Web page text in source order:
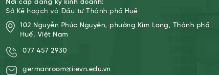
Nơi cấp đăng ký kinh doanh:
Sở Kế hoạch và Đầu tư Thành phố Huế
102 Nguyễn Phúc Nguyên, phường Kim Long, Thành phố
Huế, Việt Nam
077 457 2930
germanroom@iievn.edu.vn